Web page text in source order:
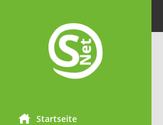
Startseite